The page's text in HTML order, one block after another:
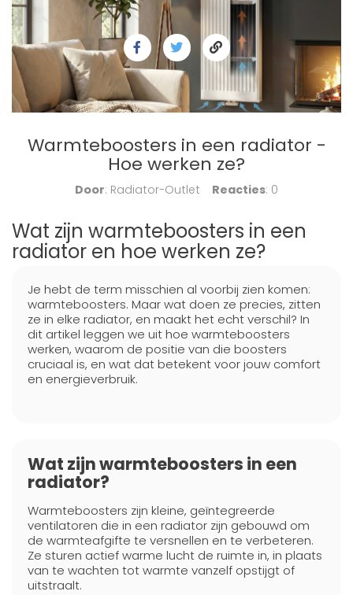
Warmteboosters in een radiator -
Hoe werken ze?
Door: Radiator-Outlet Reacties: 0
Wat zijn warmteboosters in een
radiator en hoe werken ze?
Je hebt de term misschien al voorbij zien komen:
warmteboosters. Maar wat doen ze precies, zitten
ze in elke radiator, en maakt het echt verschil? In
dit artikel leggen we uit hoe warmteboosters
werken, waarom de positie van die boosters
cruciaal is, en wat dat betekent voor jouw comfort
en energieverbruik.
Wat zijn warmteboosters in een
radiator?
Warmteboosters zijn kleine, geïntegreerde
ventilatoren die in een radiator zijn gebouwd om
de warmteafgifte te versnellen en te verbeteren.
Ze sturen actief warme lucht de ruimte in, in plaats
van te wachten tot warmte vanzelf opstijgt of
uitstraalt.